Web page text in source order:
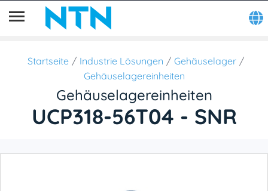
Startseite Industrie Lösungen
Gehäuselager
Gehäuselagereinheiten
Gehäuselagereinheiten
UCP318-56T04 - SNR